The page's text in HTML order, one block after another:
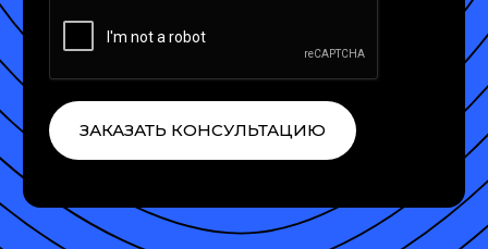
ЗАКАЗАТЬ КОНСУЛЬТАЦИЮ